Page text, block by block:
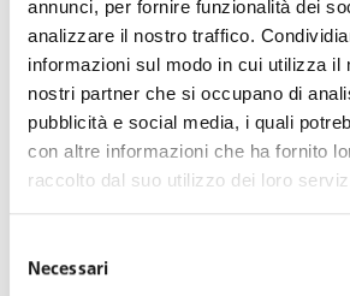
annunci, per fornire funzionalità dei
analizzare il nostro traffico.
informazioni sul modo in cui utilizza il
nostri partner che si occupano di
pubblicità e social media, i quali
con altre informazioni che ha fornito
raccolto dal suo utilizzo dei loro
delNecessari
suo rientro in Italia non avrebbe
immediatamente; si è, quindi, posta
nella condizione di non poter
lavoro:
avrebbe ben potuto evitare
dall’effettuare il viaggio in Albania.
comportamento